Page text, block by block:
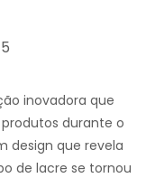
inovadora que
durante o
design que revela
de lacre se tornou